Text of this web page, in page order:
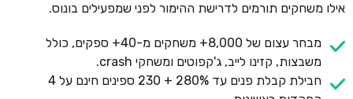
אילו משחקים תורמים לדרישת ההימור לפני שמפעילים בונוס.
מבחר עצום של 8,000+ משחקים מ-40+ ספקים, כולל
משבצות, קזינו לייב, ג'קפוטים ומשחקי crash.
חבילת קבלת פנים עד 280% + 230 ספינים חינם על 4